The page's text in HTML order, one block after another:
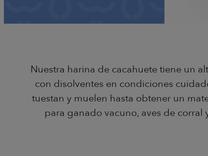
Nuestra harina de cacahuete tiene un
con disolventes en condiciones
tuestan y muelen hasta obtener un
para ganado vacuno, aves de